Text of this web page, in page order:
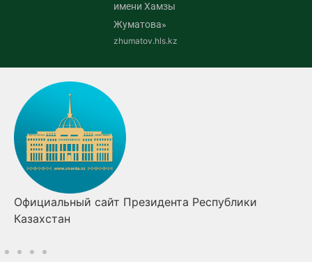
имени Хамзы
Жуматова»
zhumatov.hls.kz
Официальный сайт Президента Республики
Казахстан